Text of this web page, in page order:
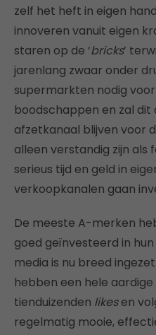
zelf het heft in eigen
innoveren vanuit eigen
staren op de ‘bricks’
jarenlang zwaar onder
supermarkten nodig
boodschappen en zal dit
afzetkanaal blijven voor
alleen verstandig zijn als
serieus tijd en geld in
verkoopkanalen gaan
De meeste A-merken
goed geïnvesteerd in
media is nu breed
hebben een hele
tienduizenden likesen
regelmatig mooie,